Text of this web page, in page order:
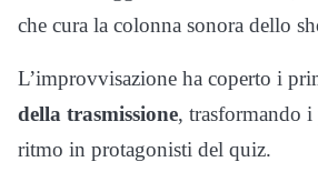
che cura la colonna sonora dello
L’improvvisazione ha coperto i
della trasmissione, trasformando
ritmo in protagonisti del quiz.